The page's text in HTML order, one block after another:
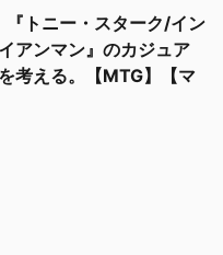
『トニー・スターク/イン
アンマン』のカジュア
考える。【MTG】【マ